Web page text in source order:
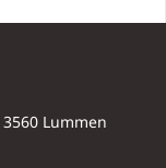
Lummen